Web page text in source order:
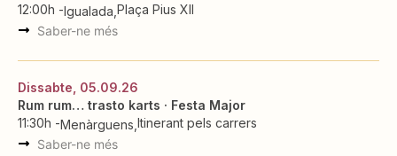
12:00h -Igualada Plaça Pius XII
Saber-ne més
Dissabte, 05.09.26
Rum rum… trasto karts · Festa Major
11:30h -Menàrguens Itinerant pels carrers
Saber-ne més